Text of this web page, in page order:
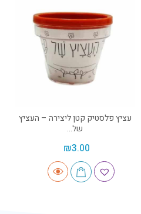
עציץ פלסטיק קטן ליצירה – העציץ
של…
₪3.00